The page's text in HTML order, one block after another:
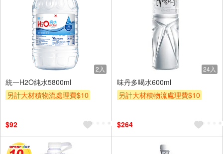
2入
統一H2O純水5800ml
另計大材積物流處理費$10
$92
24入
味丹多喝水600ml
另計大材積物流處理費$10
$264